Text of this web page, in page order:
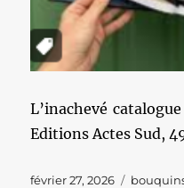
L’inachevé
Editions Actes Sud,
Publié
février 27, 2026